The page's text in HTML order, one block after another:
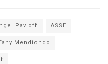
Pavloff ASSE
Mendiondo